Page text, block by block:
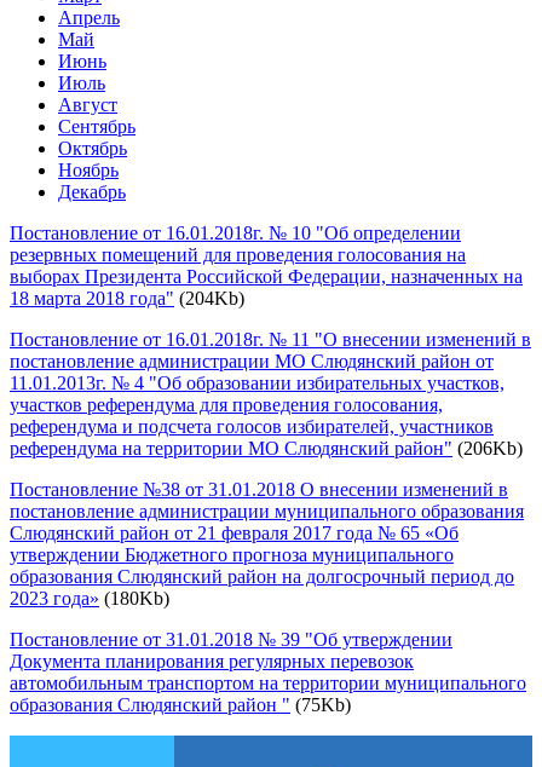
Апрель
Май
Июнь
Июль
Август
Сентябрь
Октябрь
Ноябрь
Декабрь
Постановление от 16.01.2018г. № 10 "Об определении
резервных помещений для проведения голосования на
выборах Президента Российской Федерации, назначенных на
18 марта 2018 года" (204Kb)
Постановление от 16.01.2018г. № 11 "О внесении изменений в
постановление администрации МО Слюдянский район от
11.01.2013г. № 4 "Об образовании избирательных участков,
участков референдума для проведения голосования,
референдума и подсчета голосов избирателей, участников
референдума на территории МО Слюдянский район" (206Kb)
Постановление №38 от 31.01.2018 О внесении изменений в
постановление администрации муниципального образования
Слюдянский район от 21 февраля 2017 года № 65 «Об
утверждении Бюджетного прогноза муниципального
образования Слюдянский район на долгосрочный период до
2023 года» (180Kb)
Постановление от 31.01.2018 № 39 "Об утверждении
Документа планирования регулярных перевозок
автомобильным транспортом на территории муниципального
образования Слюдянский район " (75Kb)